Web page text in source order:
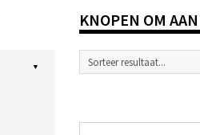
KNOPEN OM